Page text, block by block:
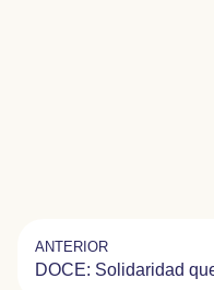
ANTERIOR